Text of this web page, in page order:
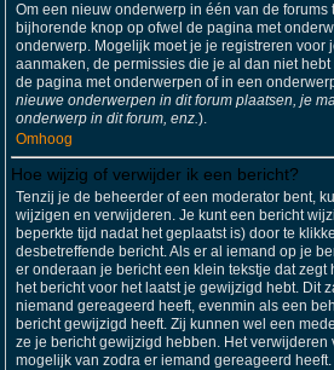
Om een nieuw onderwerp in één van de forums
bijhorende knop op ofwel de pagina met
onderwerp. Mogelijk moet je je registreren voor
aanmaken, de permissies die je al dan niet
de pagina met onderwerpen of in een
nieuwe onderwerpen in dit forum plaatsen, je
onderwerp in dit forum, enz.).
Omhoog
Hoe wijzig of verwijder ik een bericht?
Tenzij je de beheerder of een moderator bent,
wijzigen en verwijderen. Je kunt een bericht
beperkte tijd nadat het geplaatst is) door te
desbetreffende bericht. Als er al iemand op je
er onderaan je bericht een klein tekstje dat zegt
het bericht voor het laatst je gewijzigd hebt. Dit
niemand gereageerd heeft, evenmin als een
bericht gewijzigd heeft. Zij kunnen wel een
ze je bericht gewijzigd hebben. Het verwijderen
mogelijk van zodra er iemand gereageerd heeft.